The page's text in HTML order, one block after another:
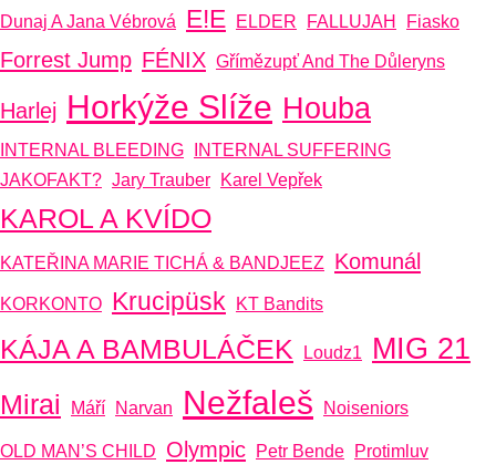
Dunaj A Jana Vébrová E!E ELDER FALLUJAH Fiasko
Forrest Jump FÉNIX Gřímězupť And The Důleryns
Harlej Horkýže Slíže Houba
INTERNAL BLEEDING
INTERNAL SUFFERING
JAKOFAKT? Jary Trauber Karel Vepřek
KAROL A KVÍDO
KATEŘINA MARIE TICHÁ & BANDJEEZ Komunál
KORKONTO Krucipüsk KT Bandits
KÁJA A BAMBULÁČEK Loudz1 MIG 21
Mirai Máří Narvan Nežfaleš Noiseniors
OLD MAN’S CHILD Olympic Petr Bende Protimluv